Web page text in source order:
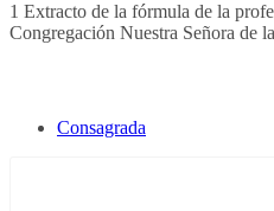
1 Extracto de la fórmula de la
Congregación Nuestra Señora de
Consagrada